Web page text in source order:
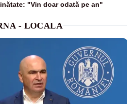
"Vin doar odată pe an"
- LOCALA